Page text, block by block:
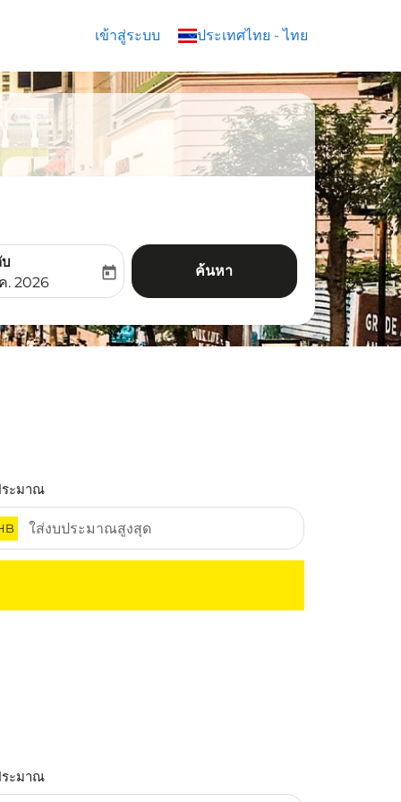
เข้าสู่ระบบ ประเทศไทย - ไทย
keyboard_arrow_down
labelreturn-date-aria-label
. 2026
today ค้นหา
ะมาณ
ะมาณ